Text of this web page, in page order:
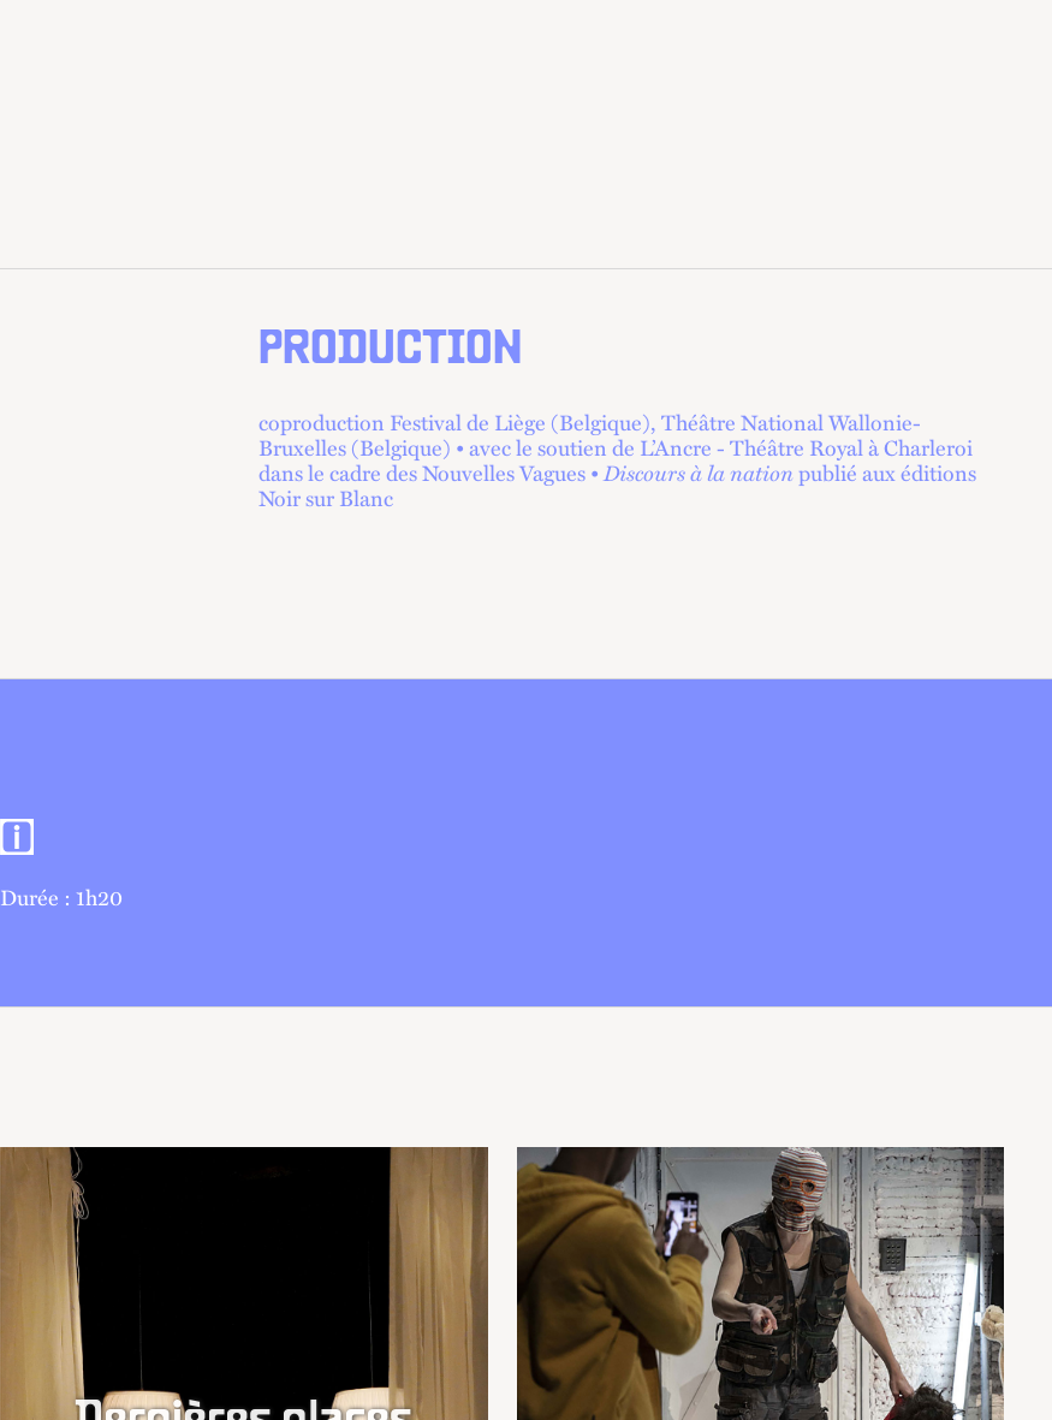
PRODUCTION
coproduction Festival de Liège (Belgique), Théâtre National Wallonie-
Bruxelles (Belgique) • avec le soutien de L’Ancre - Théâtre Royal à Charleroi
dans le cadre des Nouvelles Vagues •Discours à la nationpublié aux éditions
Noir sur Blanc
Informations pratiques
Durée : 1h20